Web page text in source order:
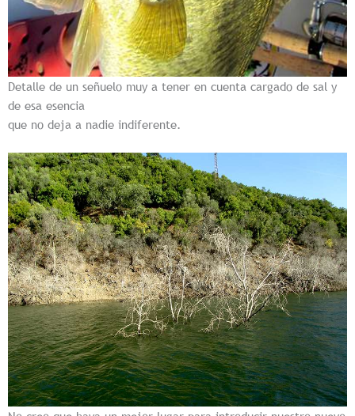
Detalle de un señuelo muy a tener en cuenta cargado de sal y
de esa esencia
que no deja a nadie indiferente.